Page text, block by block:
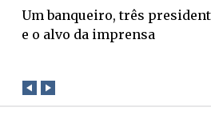
O Boato corre mais
verdade. Mas quem paga a